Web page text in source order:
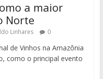
a maior
Norte
Linhares 0
de Vinhos na Amazônia
como o principal evento